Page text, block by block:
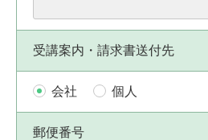
受講案内・請求書送付先
会社 個人
郵便番号